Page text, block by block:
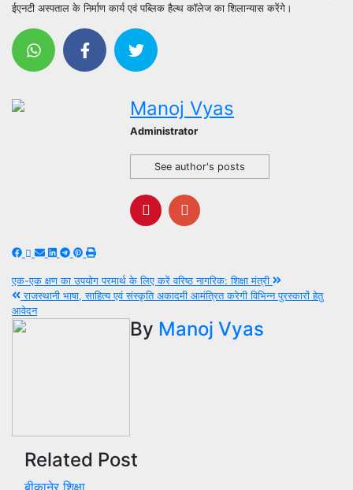
ईएनटी अस्पताल के निर्माण कार्य एवं पब्लिक हैल्थ कॉलेज का शिलान्यास करेंगे।
Manoj Vyas
Administrator
See author's posts
Post
navigation
एक-एक क्षण का उपयोग परमार्थ के लिए करें वरिष्ठ नागरिक: शिक्षा मंत्री
राजस्थानी भाषा, साहित्य एवं संस्कृति अकादमी आमंत्रित करेगी विभिन्न पुरस्कारों हेतु
आवेदन
By Manoj Vyas
Related Post
बीकानेरशिक्षा